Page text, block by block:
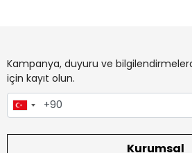
Kampanya, duyuru ve
için kayıt olun.
Kurumsal